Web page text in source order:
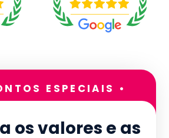
ESPECIAIS •
os valores e as